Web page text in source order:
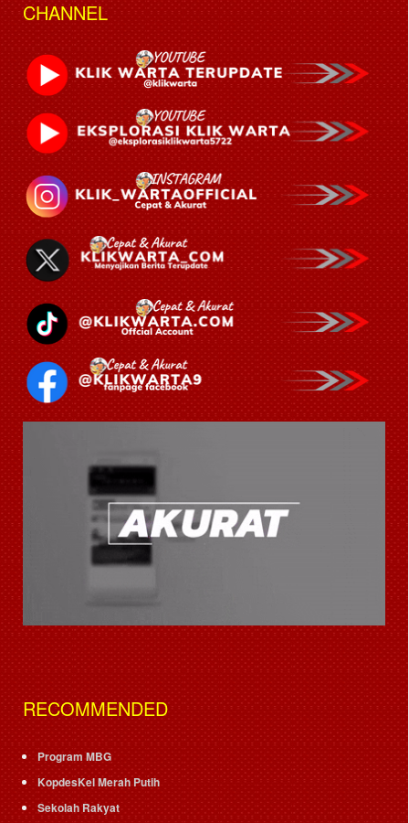
CHANNEL
RECOMMENDED
Program MBG
KopdesKel Merah Putih
Sekolah Rakyat